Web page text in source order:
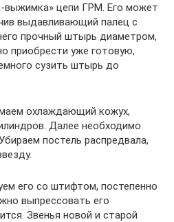
выжимка» цепи ГРМ. Его может
выдавливающий палец с
прочный штырь диаметром,
приобрести уже готовую,
сузить штырь до
охлаждающий кожух,
Далее необходимо
постель распредвала,
его со штифтом, постепенно
выпрессовать его
Звенья новой и старой